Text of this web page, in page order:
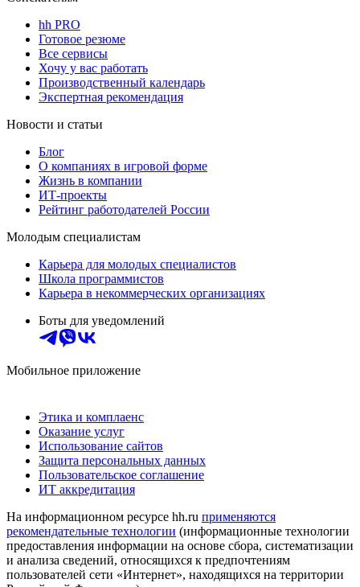
hh PRO
Готовое резюме
Все сервисы
Хочу у вас работать
Производственный календарь
Экспертная рекомендация
Новости и статьи
Блог
О компаниях в игровой форме
Жизнь в компании
ИТ-проекты
Рейтинг работодателей России
Молодым специалистам
Карьера для молодых специалистов
Школа программистов
Карьера в некоммерческих организациях
Боты для уведомлений
Мобильное приложение
Этика и комплаенс
Оказание услуг
Использование сайтов
Защита персональных данных
Пользовательское соглашение
ИТ аккредитация
На информационном ресурсе hh.ru применяются
рекомендательные технологии (информационные технологии
предоставления информации на основе сбора, систематизации
и анализа сведений, относящихся к предпочтениям
пользователей сети «Интернет», находящихся на территории